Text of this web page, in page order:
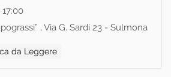
, Via G. Sardi 23 - Sulmona
da Leggere